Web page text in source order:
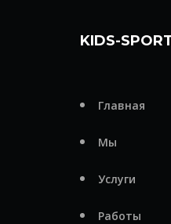
KIDS-
Главная
Мы
Услуги
Работы